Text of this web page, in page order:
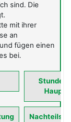
sind. Die
mit ihrer
an
und fügen einen
bei.